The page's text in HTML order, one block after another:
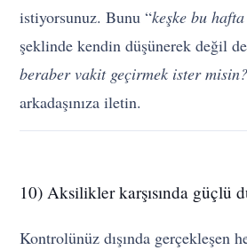
istiyorsunuz. Bunu “keşke bu
şeklinde kendin düşünerek değil
beraber vakit geçirmek ister
arkadaşınıza iletin.
10) Aksilikler karşısında güçlü
Kontrolünüz dışında gerçekleşen